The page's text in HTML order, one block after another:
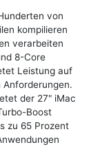
von
kompilieren
verarbeiten
8-Core
Leistung auf
Anforderungen.
der 27" iMac
Boost
zu 65 Prozent